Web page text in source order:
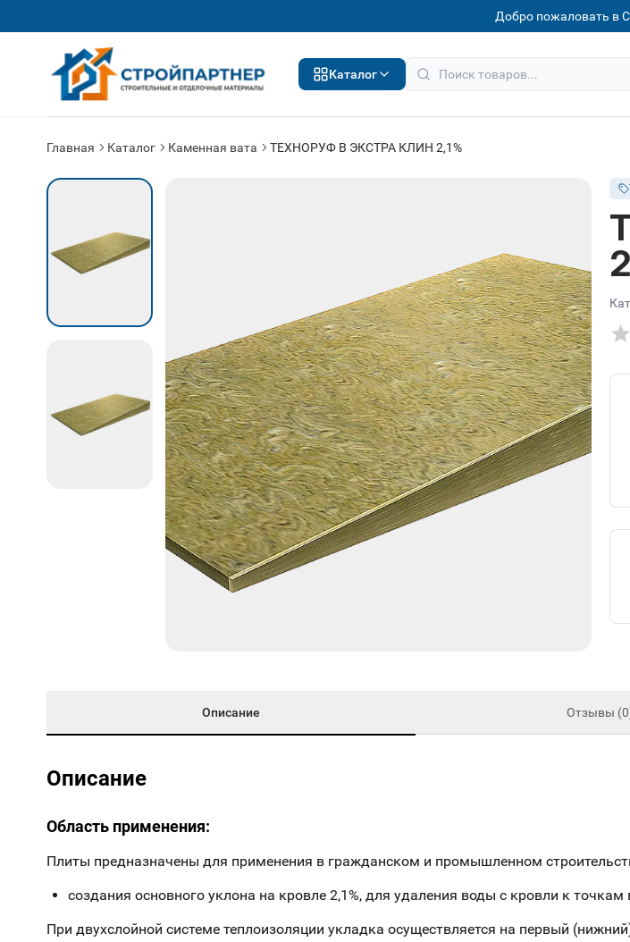
Добро пожаловать в
Каталог
Главная Каталог Каменная вата ТЕХНОРУФ В ЭКСТРА КЛИН 2,1%
Описание Отзывы
Описание
Область применения:
Плиты предназначены для применения в гражданском и промышленном
создания основного уклона на кровле 2,1%, для удаления воды с кровли к точкам
При двухслойной системе теплоизоляции укладка осуществляется на первый